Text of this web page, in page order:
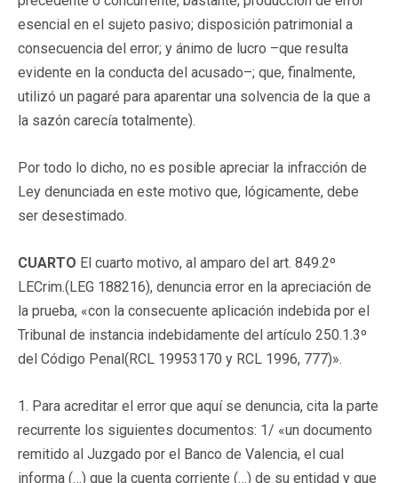
esencial en el sujeto pasivo; disposición patrimonial a
consecuencia del error; y ánimo de lucro –que resulta
evidente en la conducta del acusado–; que, finalmente,
utilizó un pagaré para aparentar una solvencia de la que a
la sazón carecía totalmente).
Por todo lo dicho, no es posible apreciar la infracción de
Ley denunciada en este motivo que, lógicamente, debe
ser desestimado.
CUARTO El cuarto motivo, al amparo del art. 849.2º
LECrim.(LEG 188216), denuncia error en la apreciación de
la prueba, «con la consecuente aplicación indebida por el
Tribunal de instancia indebidamente del artículo 250.1.3º
del Código Penal(RCL 19953170 y RCL 1996, 777)».
1. Para acreditar el error que aquí se denuncia, cita la parte
recurrente los siguientes documentos: 1/ «un documento
remitido al Juzgado por el Banco de Valencia, el cual
informa (…) que la cuenta corriente (…) de su entidad y que